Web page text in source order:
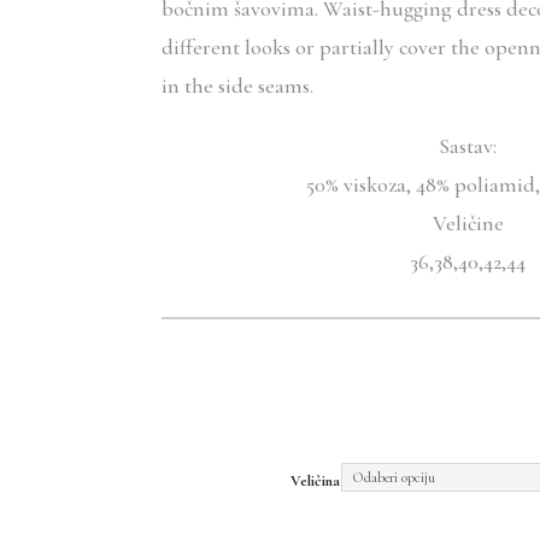
bočnim šavovima. Waist-hugging dress
different looks or partially cover the
in the side seams.
Sastav:
50% viskoza, 48%
Veličine
36,38,40,42,44
Veličina